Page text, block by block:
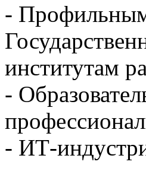
-
институтам
-
- ИТ-